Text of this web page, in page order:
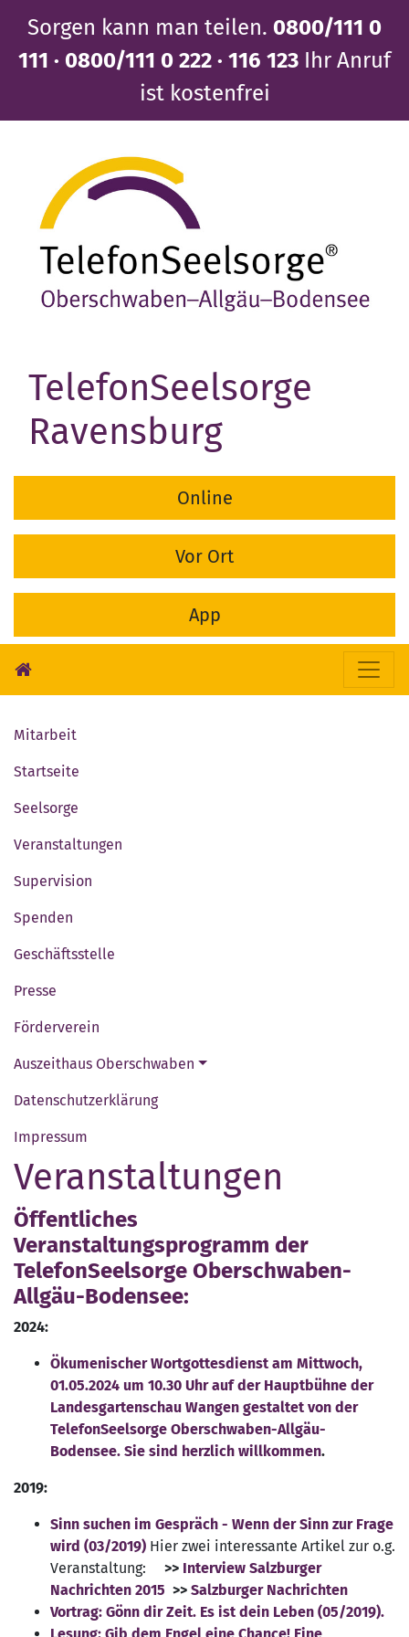
Inhalt
Sorgen kann man teilen. 0800/111 0
111 · 0800/111 0 222 · 116 123 Ihr Anruf
ist kostenfrei
TelefonSeelsorge
Ravensburg
Online
Vor Ort
App
Mitarbeit
Startseite
Seelsorge
Veranstaltungen
Supervision
Spenden
Geschäftsstelle
Presse
Förderverein
Auszeithaus Oberschwaben
Datenschutzerklärung
Impressum
Veranstaltungen
Öffentliches
Veranstaltungsprogramm der
TelefonSeelsorge Oberschwaben-
Allgäu-Bodensee:
2024:
Ökumenischer Wortgottesdienst am Mittwoch,
01.05.2024 um 10.30 Uhr auf der Hauptbühne der
Landesgartenschau Wangen gestaltet von der
TelefonSeelsorge Oberschwaben-Allgäu-
Bodensee. Sie sind herzlich willkommen.
2019:
Sinn suchen im Gespräch - Wenn der Sinn zur Frage
wird (03/2019) Hier zwei interessante Artikel zur o.g.
Veranstaltung:
>> Interview Salzburger
Nachrichten 2015 >> Salzburger Nachrichten
Vortrag: Gönn dir Zeit. Es ist dein Leben (05/2019).